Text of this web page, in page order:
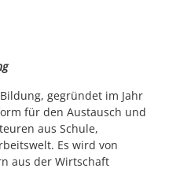
gegründet im Jahr
für den Austausch und
aus Schule,
Es wird von
aus der Wirtschaft